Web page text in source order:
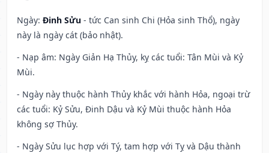
Ngày: Đinh Sửu - tức Can sinh Chi (Hỏa sinh Thổ), ngày
này là ngày cát (bảo nhật).
- Nạp âm: Ngày Giản Hạ Thủy, kỵ các tuổi: Tân Mùi và Kỷ
Mùi.
- Ngày này thuộc hành Thủy khắc với hành Hỏa, ngoại trừ
các tuổi: Kỷ Sửu, Đinh Dậu và Kỷ Mùi thuộc hành Hỏa
không sợ Thủy.
- Ngày Sửu lục hợp với Tý, tam hợp với Tỵ và Dậu thành